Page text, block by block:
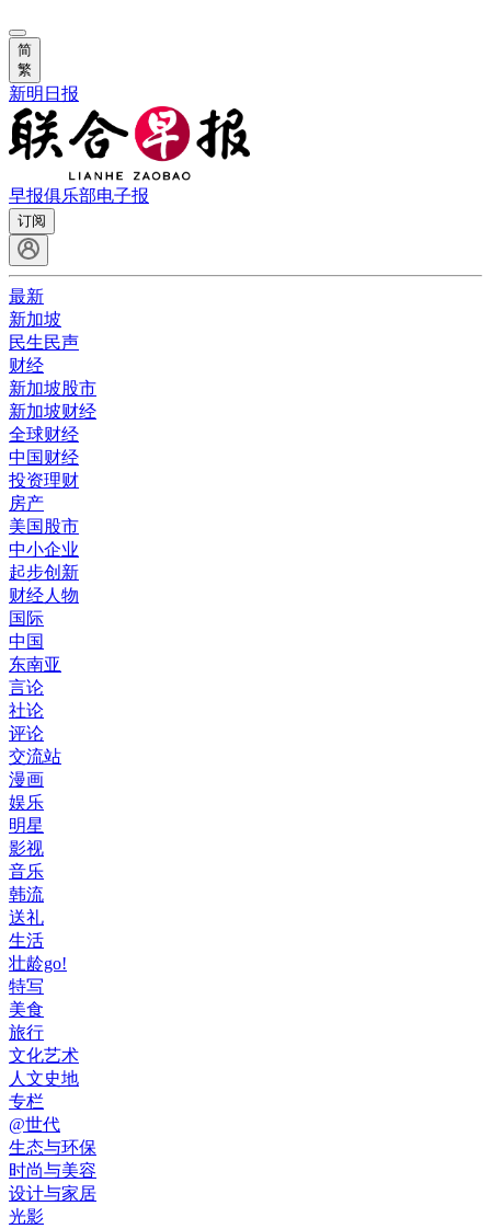
简
繁
新明日报
早报俱乐部电子报
订阅
最新
新加坡
民生民声
财经
新加坡股市
新加坡财经
全球财经
中国财经
投资理财
房产
美国股市
中小企业
起步创新
财经人物
国际
中国
东南亚
言论
社论
评论
交流站
漫画
娱乐
明星
影视
音乐
韩流
送礼
生活
壮龄go!
特写
美食
旅行
文化艺术
人文史地
专栏
@世代
生态与环保
时尚与美容
设计与家居
光影